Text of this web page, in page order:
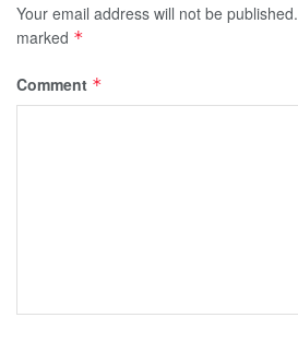
Your email address will not be published.
marked *
Comment *